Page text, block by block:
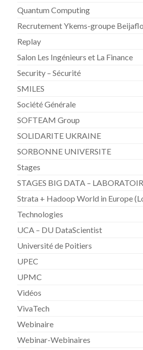
Quantum Computing
Recrutement Ykems-groupe
Replay
Salon Les Ingénieurs et La Finance
Security – Sécurité
SMILES
Société Générale
SOFTEAM Group
SOLIDARITE UKRAINE
SORBONNE UNIVERSITE
Stages
STAGES BIG DATA –
Strata + Hadoop World in Europe
Technologies
UCA – DU DataScientist
Université de Poitiers
UPEC
UPMC
Vidéos
VivaTech
Webinaire
Webinar-Webinaires